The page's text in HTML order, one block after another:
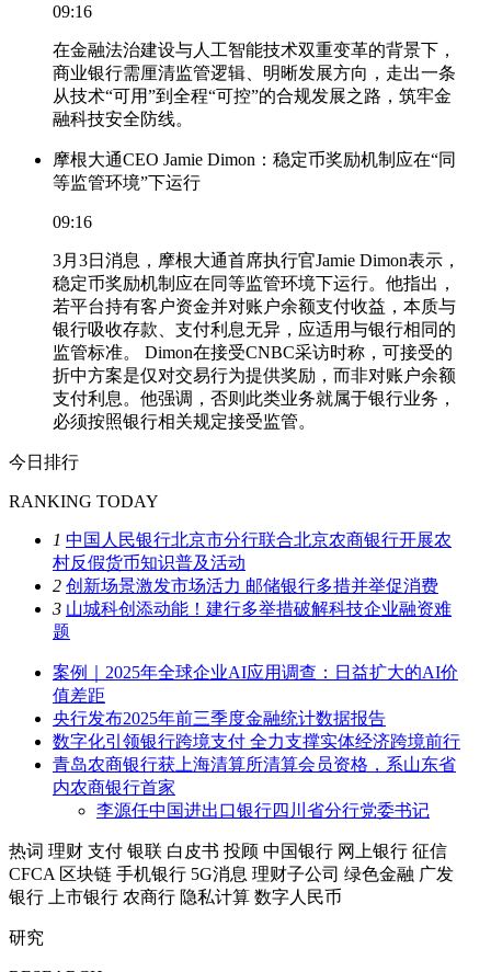
09:16
在金融法治建设与人工智能技术双重变革的背景下，
商业银行需厘清监管逻辑、明晰发展方向，走出一条
从技术“可用”到全程“可控”的合规发展之路，筑牢金
融科技安全防线。
摩根大通CEO Jamie Dimon：稳定币奖励机制应在“同
等监管环境”下运行
09:16
3月3日消息，摩根大通首席执行官Jamie Dimon表示，
稳定币奖励机制应在同等监管环境下运行。他指出，
若平台持有客户资金并对账户余额支付收益，本质与
银行吸收存款、支付利息无异，应适用与银行相同的
监管标准。 Dimon在接受CNBC采访时称，可接受的
折中方案是仅对交易行为提供奖励，而非对账户余额
支付利息。他强调，否则此类业务就属于银行业务，
必须按照银行相关规定接受监管。
今日排行
RANKING TODAY
1 中国人民银行北京市分行联合北京农商银行开展农
村反假货币知识普及活动
2 创新场景激发市场活力 邮储银行多措并举促消费
3 山城科创添动能！建行多举措破解科技企业融资难
题
案例｜2025年全球企业AI应用调查：日益扩大的AI价
值差距
央行发布2025年前三季度金融统计数据报告
数字化引领银行跨境支付 全力支撑实体经济跨境前行
青岛农商银行获上海清算所清算会员资格，系山东省
内农商银行首家
李源任中国进出口银行四川省分行党委书记
热词 理财 支付 银联 白皮书 投顾 中国银行 网上银行 征信
CFCA 区块链 手机银行 5G消息 理财子公司 绿色金融 广发
银行
上市银行 农商行 隐私计算 数字人民币
研究